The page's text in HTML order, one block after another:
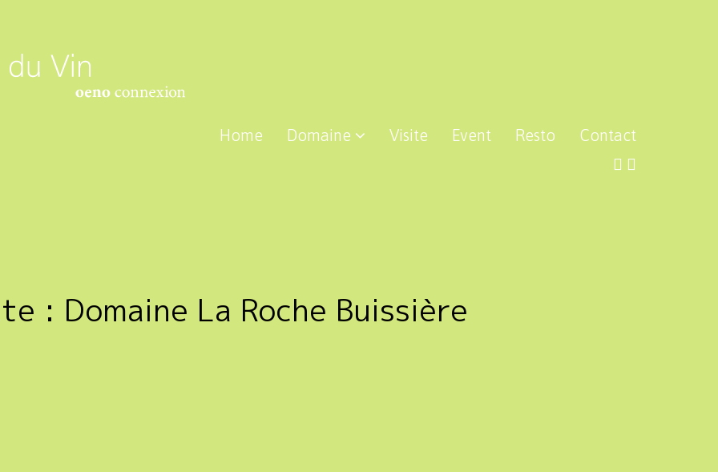
Home Domaine Visite Event Resto Contact
: Domaine La Roche Buissière